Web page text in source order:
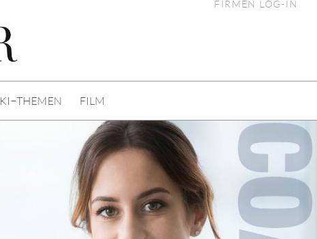
FIRMEN LOG-IN
KI−THEMEN FILM